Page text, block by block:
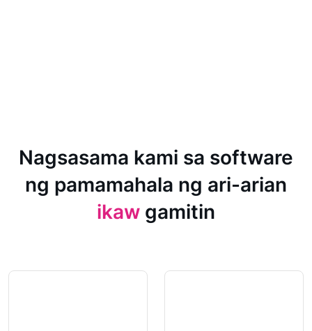
Nagsasama kami sa software
ng pamamahala ng ari-arian
ikaw gamitin